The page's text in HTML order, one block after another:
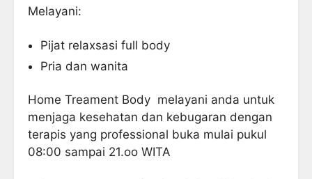
Melayani:
Pijat relaxsasi full body
Pria dan wanita
Home Treament Body melayani anda untuk
menjaga kesehatan dan kebugaran dengan
terapis yang professional buka mulai pukul
08:00 sampai 21.oo WITA